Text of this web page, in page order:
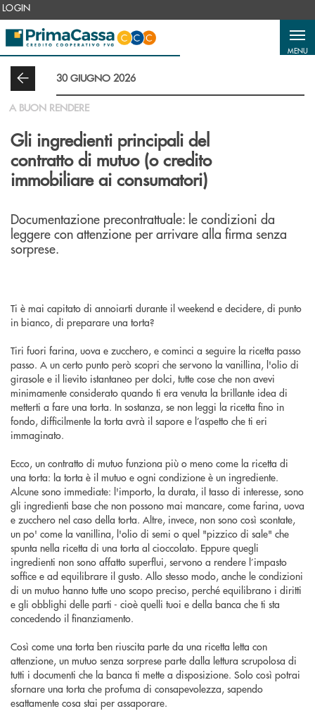
Salta al contenuto principale
LOGIN
MENU
30 GIUGNO 2026
A BUON RENDERE
Gli ingredienti principali del
contratto di mutuo (o credito
immobiliare ai consumatori)
Documentazione precontrattuale: le condizioni da
leggere con attenzione per arrivare alla firma senza
sorprese.
Ti è mai capitato di annoiarti durante il weekend e decidere, di punto
in bianco, di preparare una torta?
Tiri fuori farina, uova e zucchero, e cominci a seguire la ricetta passo
passo. A un certo punto però scopri che servono la vanillina, l'olio di
girasole e il lievito istantaneo per dolci, tutte cose che non avevi
minimamente considerato quando ti era venuta la brillante idea di
metterti a fare una torta. In sostanza, se non leggi la ricetta fino in
fondo, difficilmente la torta avrà il sapore e l’aspetto che ti eri
immaginato.
Ecco, un contratto di mutuo funziona più o meno come la ricetta di
una torta: la torta è il mutuo e ogni condizione è un ingrediente.
Alcune sono immediate: l'importo, la durata, il tasso di interesse, sono
gli ingredienti base che non possono mai mancare, come farina, uova
e zucchero nel caso della torta. Altre, invece, non sono così scontate,
un po' come la vanillina, l'olio di semi o quel "pizzico di sale" che
spunta nella ricetta di una torta al cioccolato. Eppure quegli
ingredienti non sono affatto superflui, servono a rendere l’impasto
soffice e ad equilibrare il gusto. Allo stesso modo, anche le condizioni
di un mutuo hanno tutte uno scopo preciso, perché equilibrano i diritti
e gli obblighi delle parti - cioè quelli tuoi e della banca che ti sta
concedendo il finanziamento.
Così come una torta ben riuscita parte da una ricetta letta con
attenzione, un mutuo senza sorprese parte dalla lettura scrupolosa di
tutti i documenti che la banca ti mette a disposizione. Solo così potrai
sfornare una torta che profuma di consapevolezza, sapendo
esattamente cosa stai per assaporare.